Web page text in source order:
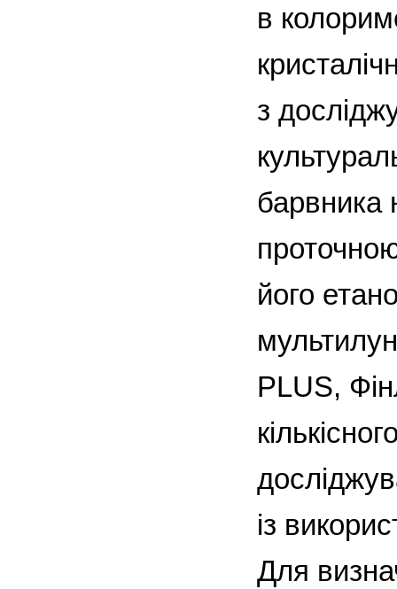
в
з
барвника
його
PLUS,
із
Для